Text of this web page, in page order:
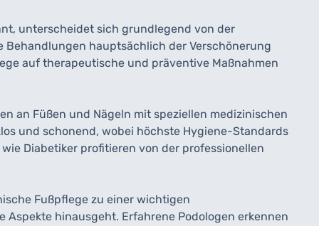
unterscheidet sich grundlegend von der
Behandlungen hauptsächlich der Verschönerung
auf therapeutische und präventive Maßnahmen
an Füßen und Nägeln mit speziellen medizinischen
und schonend, wobei höchste Hygiene-Standards
Diabetiker profitieren von der professionellen
Fußpflege zu einer wichtigen
hinausgeht. Erfahrene Podologen erkennen